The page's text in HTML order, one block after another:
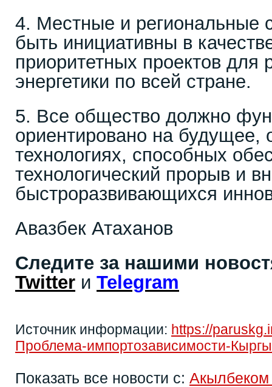
4. Местные и региональные
быть инициативны в
приоритетных проектов для
энергетики по всей стране.
5. Все общество должно
ориентировано на будущее,
технологиях, способных
технологический прорыв и
быстроразвивающихся
Авазбек Атаханов
Следите за нашими
Twitter и Telegram
Источник информации: https://
Проблема-импортозависимости-
Показать все новости с: